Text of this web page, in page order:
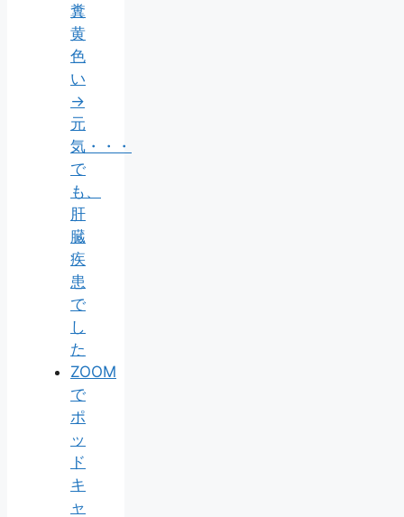
糞
黄
色
い
→
元
気・・・
で
も、
肝
臓
疾
患
で
し
た
ZOOM
で
ポ
ッ
ド
キ
ャ